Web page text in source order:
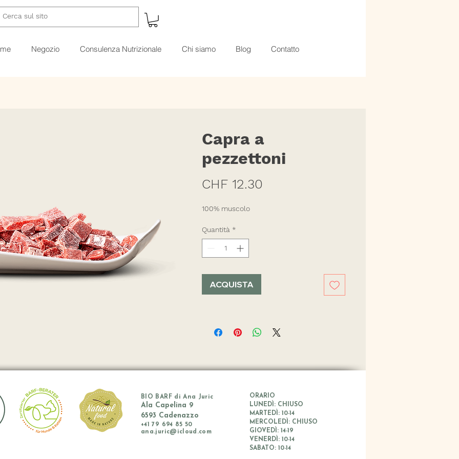
Negozio Consulenza Nutrizionale Chi siamo Blog Contatto
Capra a
pezzettoni
CHF 12.30
100% muscolo
Quantità *
ACQUISTA
BIO BARF di Ana Juric
Ala Capelina 9
6593 Cadenazzo
+4179 694 85 50
ana.juric@icloud.com
ORARIO
LUNEDÌ: CHIUSO
MARTEDÌ: 10-14
MERCOLEDÌ: CHIUSO
GIOVEDÌ: 14-19
VENERDÌ: 10-14
SABATO: 10-14